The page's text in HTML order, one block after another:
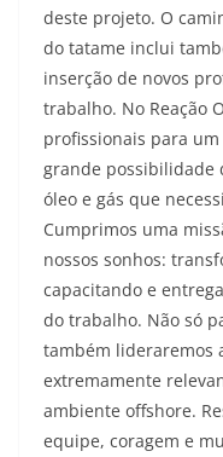
deste projeto. O
do tatame inclui
inserção de novos
trabalho. No Reação
profissionais para
grande possibilidade
óleo e gás que
Cumprimos uma
nossos sonhos:
capacitando e
do trabalho. Não só
também lideraremos
extremamente
ambiente offshore.
equipe, coragem e